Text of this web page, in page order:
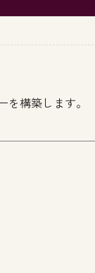
構築します。